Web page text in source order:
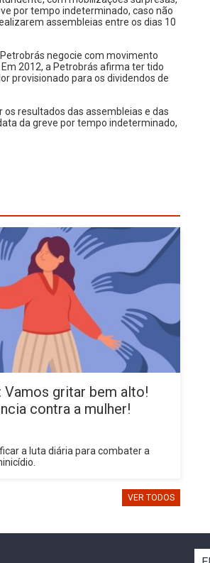
por tempo indeterminado, caso não
assembleias entre os dias 10
negocie com movimento
2012, a Petrobrás afirma ter tido
provisionado para os dividendos de
os resultados das assembleias e das
da greve por tempo indeterminado,
Vamos gritar bem alto!
contra a mulher!
a luta diária para combater a
VER TODOS